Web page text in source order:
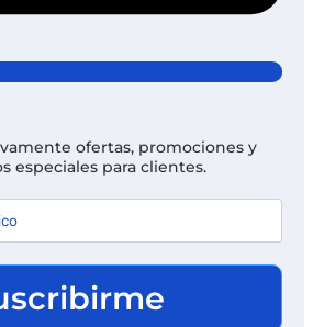
ofertas, promociones y
especiales para clientes.